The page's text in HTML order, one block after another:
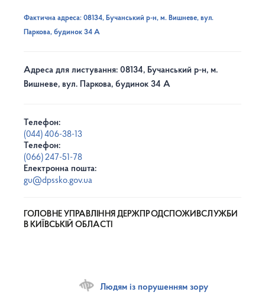
Фактична адреса: 08134, Бучанський р-н, м. Вишневе, вул.
Паркова, будинок 34 А
Адреса для листування: 08134, Бучанський р-н, м.
Вишневе, вул. Паркова, будинок 34 А
Телефон:
(044) 406-38-13
Телефон:
(066) 247-51-78
Електронна пошта:
gu@dpssko.gov.ua
ГОЛОВНЕ УПРАВЛІННЯ ДЕРЖПРОДСПОЖИВСЛУЖБИ
В КИЇВСЬКІЙ ОБЛАСТІ
Людям із порушенням зору